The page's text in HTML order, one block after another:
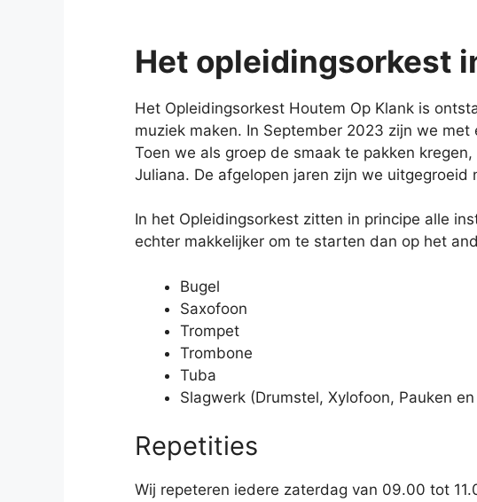
Het opleidingsorkest
Het Opleidingsorkest Houtem Op Klank is
muziek maken. In September 2023 zijn we
Toen we als groep de smaak te pakken
Juliana. De afgelopen jaren zijn we
In het Opleidingsorkest zitten in principe alle
echter makkelijker om te starten dan op het
Bugel
Saxofoon
Trompet
Trombone
Tuba
Slagwerk (Drumstel, Xylofoon, Pauken
Repetities
Wij repeteren iedere zaterdag van 09.00 tot